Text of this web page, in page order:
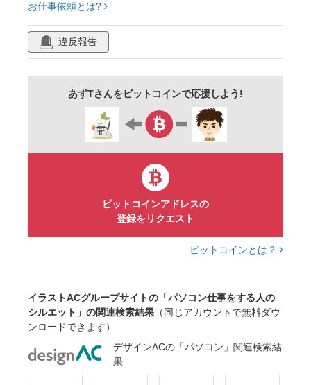
お仕事依頼とは?
違反報告
あずTさんをビットコインで応援しよう!
ビットコインアドレスの
登録をリクエスト
ビットコインとは？
イラストACグループサイトの「パソコン仕事をする人の
シルエット」の関連検索結果 （同じアカウントで無料ダウ
ンロードできます）
デザインACの「パソコン」関連検索結
果